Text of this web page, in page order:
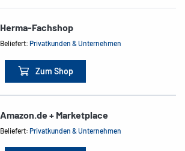
Herma-Fachshop
Beliefert:Privatkunden & Unternehmen
Zum Shop
Amazon.de + Marketplace
Beliefert:Privatkunden & Unternehmen